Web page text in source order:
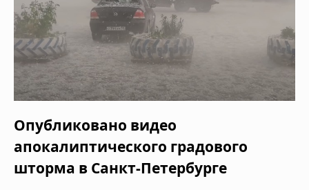
Опубликовано видео
апокалиптического градового
шторма в Санкт-Петербурге